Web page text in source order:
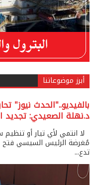
أبرز موضوعاتنا
بالفيديو.."الحدث نيوز"
د.نهلة الصعيدي: تجديد
لا انتمي لأي تيار أو
تدع...